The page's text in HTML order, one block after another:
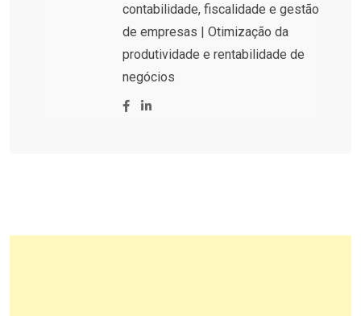
contabilidade, fiscalidade e gestão
de empresas | Otimização da
produtividade e rentabilidade de
negócios